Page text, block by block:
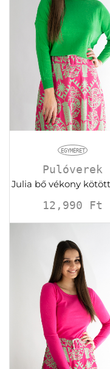
EGYMÉRET
Pulóverek
Julia bő vékony
12,990 Ft